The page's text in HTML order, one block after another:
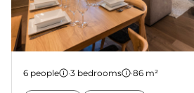
6 people ·3 bedrooms ·86 m²